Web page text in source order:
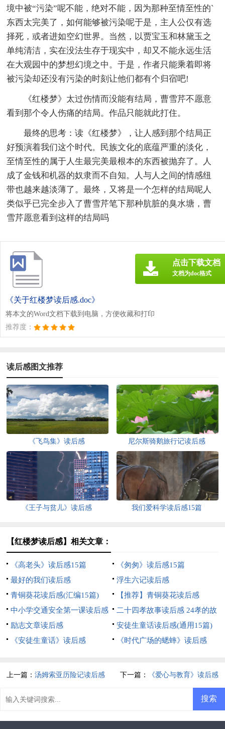
境中被“污染”呢不能，绝对不能，因为那种至情至性的`
东西太完美了，如何能够被污染呢于是，主人公仅有选
择死，或者进如空幻世界。当然，以贾宝玉和林黛玉之
单纯清洁，实在没法生存于现实中，却又不能永远生活
在大观园中的梦想幻境之中。于是，作者只能乘着即将
被污染却还没有污染的时刻让他们都有个归宿吧!
《红楼梦》太过伤情而没能有结局，曹雪芹不愿意
看到那个令人伤痛的结局。作品只能就此打住。
最终的思考：读《红楼梦》，让人感到那个结局正
好预演着我们这个时代。民族文化的底蕴严重的淡化，
至情至性的属于人生最完美最根本的东西被抛弃了。人
成了金钱和机器的奴隶而不自知。人与人之间的情感纽
带也越来越淡薄了。最终，又将是一个怎样的结局呢人
类似乎已完全步入了曹雪芹笔下那种肮脏的臭水塘，曹
雪芹愿意看到这样的结局吗
《关于红楼梦读后感.doc》
将本文的Word文档下载到电脑，方便收藏和打印
推荐度：
点击下载文档
文档为doc格式
读后感图文推荐
《飞鸟集》读后感 尼尔斯骑鹅旅行记读后感
《王子与贫儿》读后感 我们爱科学读后感15篇
【红楼梦读后感】相关文章：
《高老头》读后感15篇
《匆匆》读后感15篇
最好的我们读后感
浮生六记读后感
青铜葵花读后感(汇编15篇)
【推荐】青铜葵花读后感
中小学交通安全第一课读后感
二十四孝故事读后感 24孝的故
事读后感
励志文章读后感
安徒生童话读后感(通用15篇)
《安徒生童话》读后感
《时代广场的蟋蟀》读后感
上一篇：汤姆索亚历险记读后感 下一篇： 《爱心与教育》读后感